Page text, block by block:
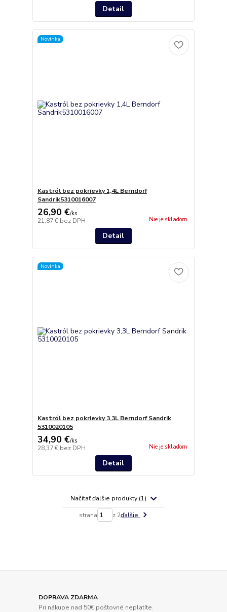
Detail
Novinka
Kastról bez pokrievky 1,4L Berndorf
Sandrik5310016007
26,90 €/ks
21,87 € bez DPH Nie je skladom
Detail
Novinka
Kastról bez pokrievky 3,3L Berndorf Sandrik
5310020105
34,90 €/ks
28,37 € bez DPH Nie je skladom
Detail
Načítať ďalšie produkty (1)
strana z 2ďalšie
DOPRAVA ZDARMA
Pri nákupe nad 50€ poštovné neplatíte.